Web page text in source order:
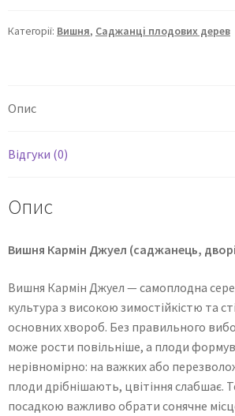
Категорії: Вишня, Саджанці плодових дерев
Опис
Відгуки (0)
Опис
Вишня Кармін Джуел (саджанець,
Вишня Кармін Джуел — самоплодна
культура з високою зимостійкістю та
основних хвороб. Без правильного
може рости повільніше, а плоди
нерівномірно: на важких або
плоди дрібнішають, цвітіння слабшає.
посадкою важливо обрати сонячне